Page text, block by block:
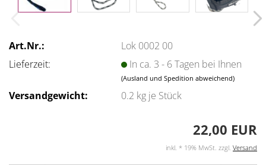
Art.Nr.:
Lok 0002 00
Lieferzeit:
In ca. 3 - 6 Tagen bei Ihnen
(Ausland und Spedition abweichend)
Versandgewicht: 0.2 kg je Stück
22,00 EUR
inkl. * 19% MwSt. zzgl. Versand